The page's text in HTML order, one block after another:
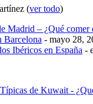
(ver todo)
Madrid – ¿Qué comer
Barcelona - mayo 28,
Ibéricos en España -